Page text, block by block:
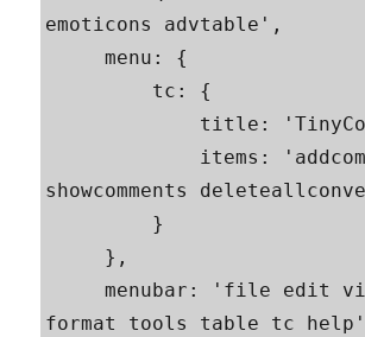
emoticons advtable',
     menu: {
showcomments
     menubar: 'file edit view insert
format tools table tc